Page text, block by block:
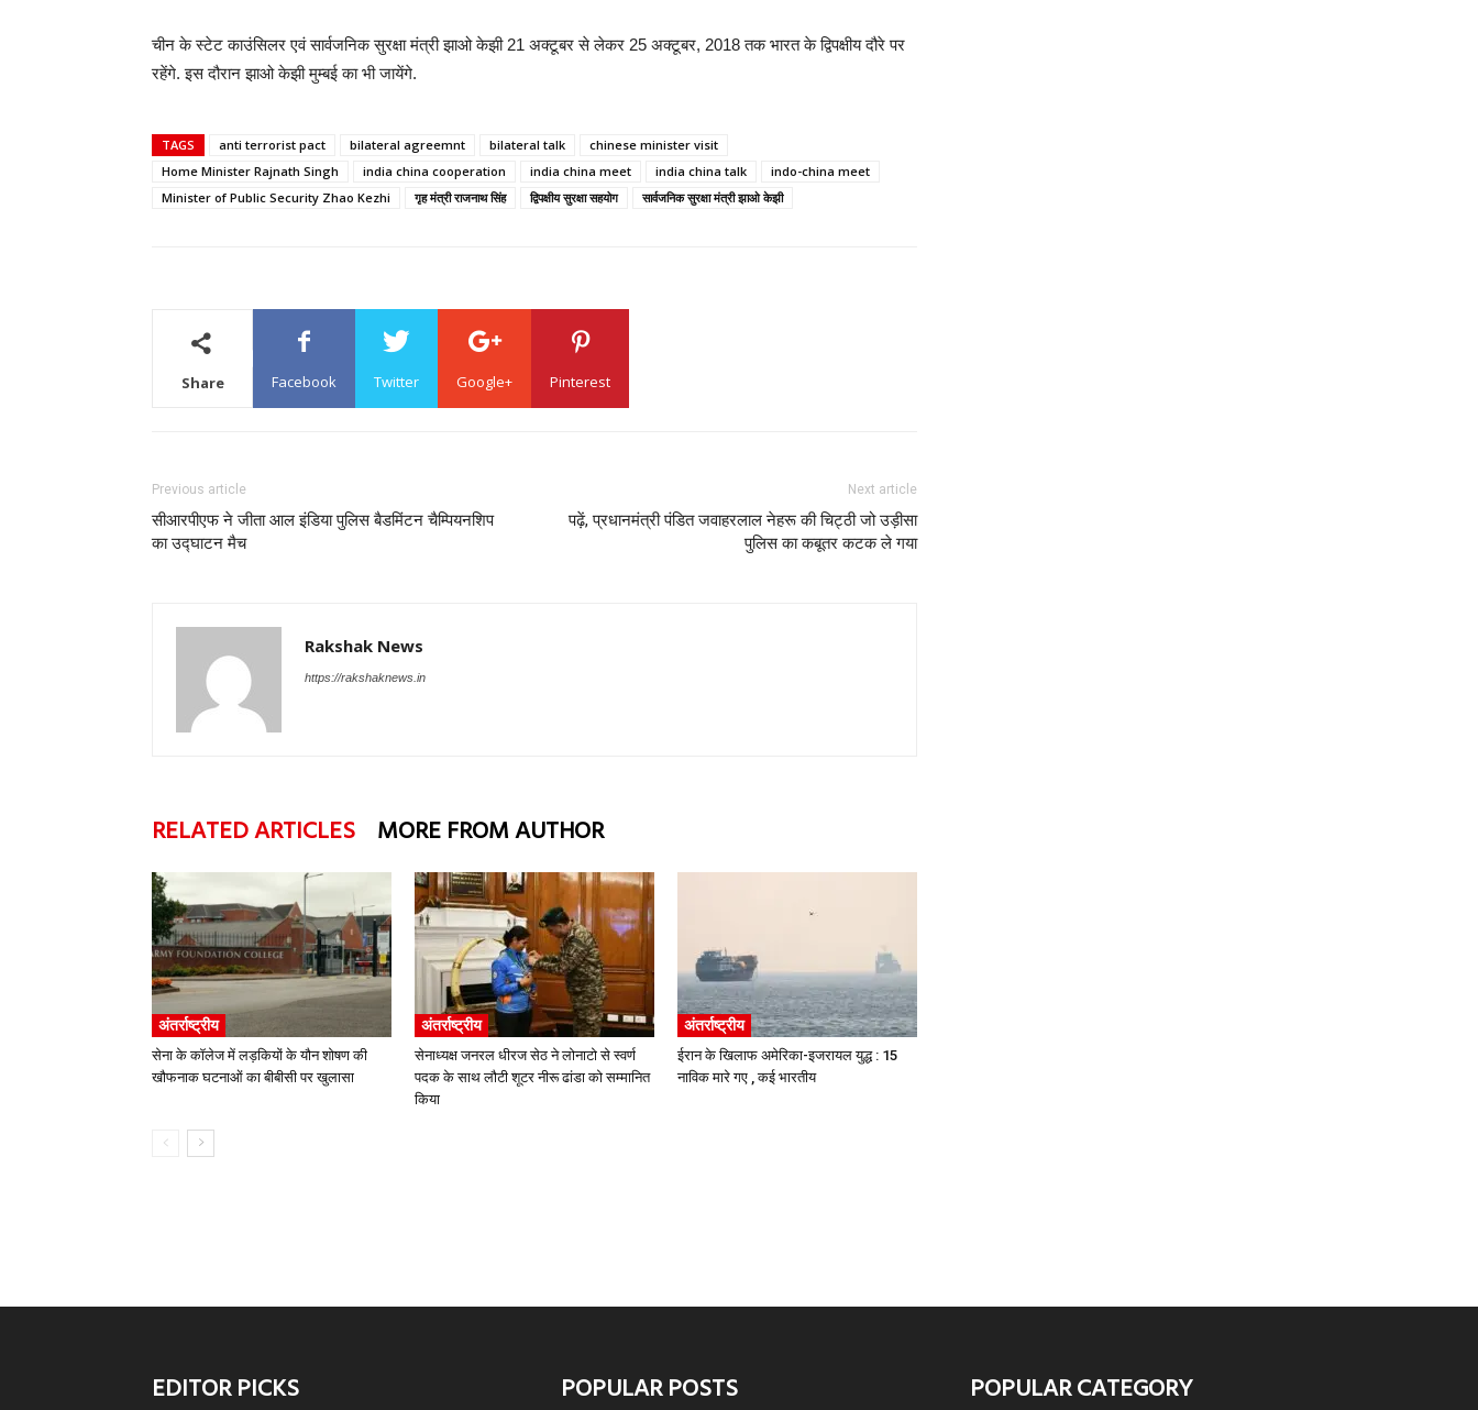
चीन के स्टेट काउंसिलर एवं सार्वजनिक सुरक्षा मंत्री झाओ केझी 21 अक्टूबर से लेकर 25 अक्टूबर, 2018 तक भारत के द्विपक्षीय दौरे पर
रहेंगे. इस दौरान झाओ केझी मुम्बई का भी जायेंगे.
TAGS anti terrorist pact bilateral agreemnt bilateral talk
chinese minister visit
Home Minister Rajnath Singh
india china cooperation india china meet india china talk
indo-china meet
Minister of Public Security Zhao Kezhi
गृह मंत्री राजनाथ सिंह द्विपक्षीय सुरक्षा सहयोग सार्वजनिक सुरक्षा मंत्री झाओ केझी
Share Facebook Twitter Google+ Pinterest
Previous article
सीआरपीएफ ने जीता आल इंडिया पुलिस बैडमिंटन चैम्पियनशिप
का उद्घाटन मैच
Next article
पढ़ें, प्रधानमंत्री पंडित जवाहरलाल नेहरू की चिट्ठी जो उड़ीसा
पुलिस का कबूतर कटक ले गया
Rakshak News
https://rakshaknews.in
RELATED ARTICLES MORE FROM AUTHOR
अंतर्राष्ट्रीय
सेना के कॉलेज में लड़कियों के यौन शोषण की
खौफनाक घटनाओं का बीबीसी पर खुलासा
अंतर्राष्ट्रीय
सेनाध्यक्ष जनरल धीरज सेठ ने लोनाटो से स्वर्ण
पदक के साथ लौटी शूटर नीरू ढांडा को सम्मानित
किया
अंतर्राष्ट्रीय
ईरान के खिलाफ अमेरिका-इजरायल युद्ध : 15
नाविक मारे गए , कई भारतीय
EDITOR PICKS POPULAR POSTS POPULAR CATEGORY